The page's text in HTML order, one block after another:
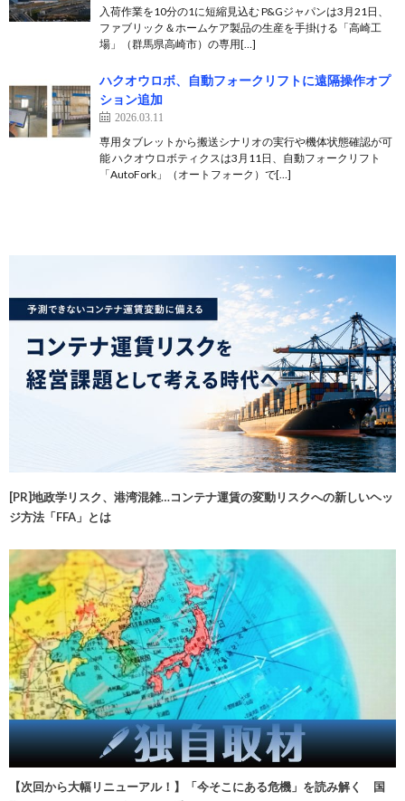
入荷作業を10分の1に短縮見込む P&Gジャパンは3月21日、
ファブリック＆ホームケア製品の生産を手掛ける「高崎工
場」（群馬県高崎市）の専用[…]
ハクオウロボ、自動フォークリフトに遠隔操作オプ
ション追加
2026.03.11
専用タブレットから搬送シナリオの実行や機体状態確認が可
能 ハクオウロボティクスは3月11日、自動フォークリフト
「AutoFork」（オートフォーク）で[…]
[PR]地政学リスク、港湾混雑…コンテナ運賃の変動リスクへの新しいヘッ
ジ方法「FFA」とは
【次回から大幅リニューアル！】「今そこにある危機」を読み解く 国